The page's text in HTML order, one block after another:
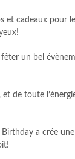
et cadeaux pour
un bel
de toute
a crée